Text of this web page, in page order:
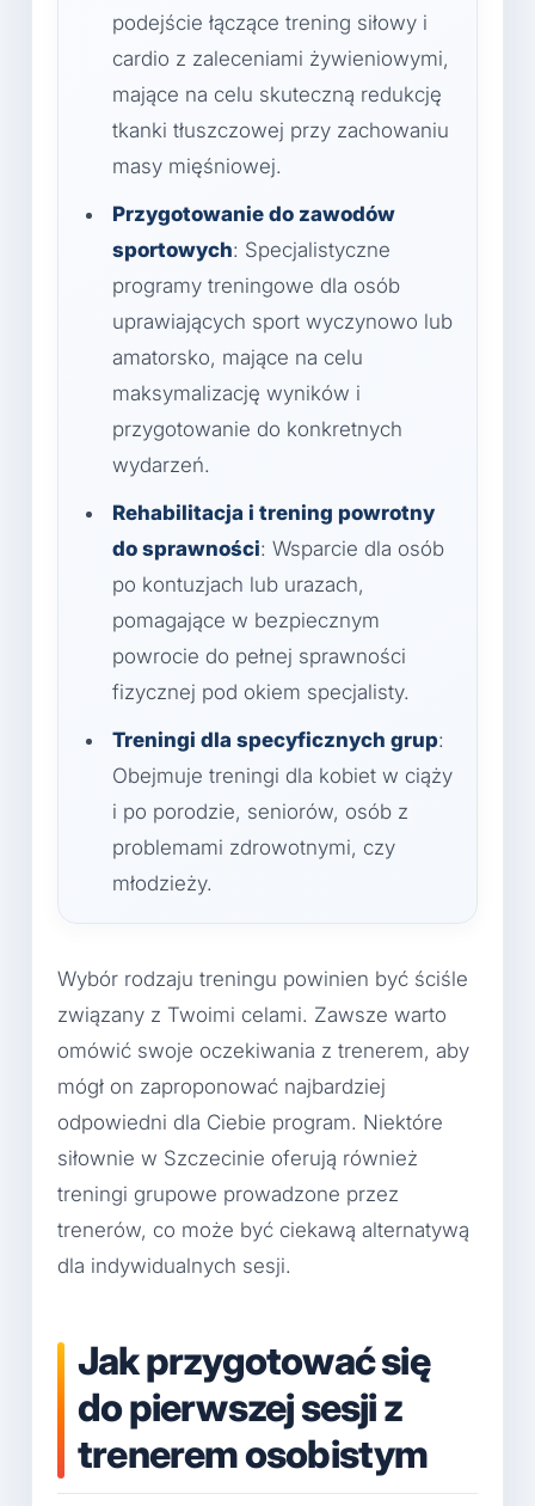
podejście łączące trening siłowy i
cardio z zaleceniami żywieniowymi,
mające na celu skuteczną redukcję
tkanki tłuszczowej przy zachowaniu
masy mięśniowej.
Przygotowanie do zawodów
sportowych: Specjalistyczne
programy treningowe dla osób
uprawiających sport wyczynowo lub
amatorsko, mające na celu
maksymalizację wyników i
przygotowanie do konkretnych
wydarzeń.
Rehabilitacja i trening powrotny
do sprawności: Wsparcie dla osób
po kontuzjach lub urazach,
pomagające w bezpiecznym
powrocie do pełnej sprawności
fizycznej pod okiem specjalisty.
Treningi dla specyficznych grup:
Obejmuje treningi dla kobiet w ciąży
i po porodzie, seniorów, osób z
problemami zdrowotnymi, czy
młodzieży.
Wybór rodzaju treningu powinien być ściśle
związany z Twoimi celami. Zawsze warto
omówić swoje oczekiwania z trenerem, aby
mógł on zaproponować najbardziej
odpowiedni dla Ciebie program. Niektóre
siłownie w Szczecinie oferują również
treningi grupowe prowadzone przez
trenerów, co może być ciekawą alternatywą
dla indywidualnych sesji.
Jak przygotować się
do pierwszej sesji z
trenerem osobistym